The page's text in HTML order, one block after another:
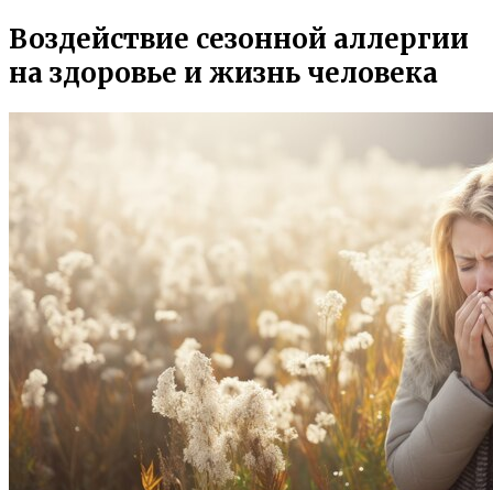
Воздействие сезонной аллергии
на здоровье и жизнь человека